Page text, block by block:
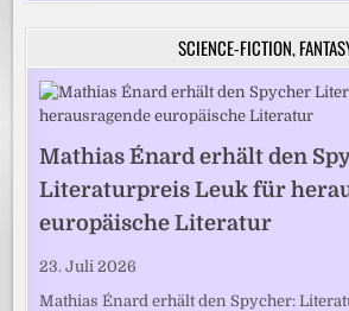
SCIENCE-FICTION,
Mathias Énard erhält den
Literaturpreis Leuk für
europäische Literatur
23. Juli 2026
Mathias Énard erhält den Spycher: